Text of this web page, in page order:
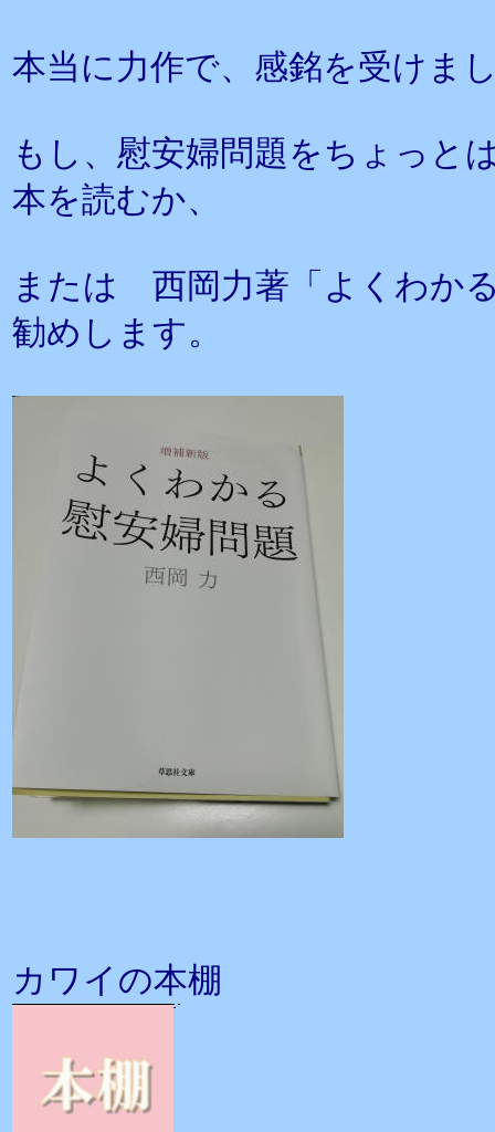
本当に力作で、感銘を受けま
もし、慰安婦問題をちょっと
本を読むか、
または 西岡力著「よくわか
勧めします。
カワイの本棚